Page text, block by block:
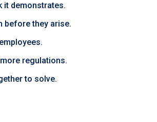
it demonstrates.
before they arise.
regulations.
to solve.